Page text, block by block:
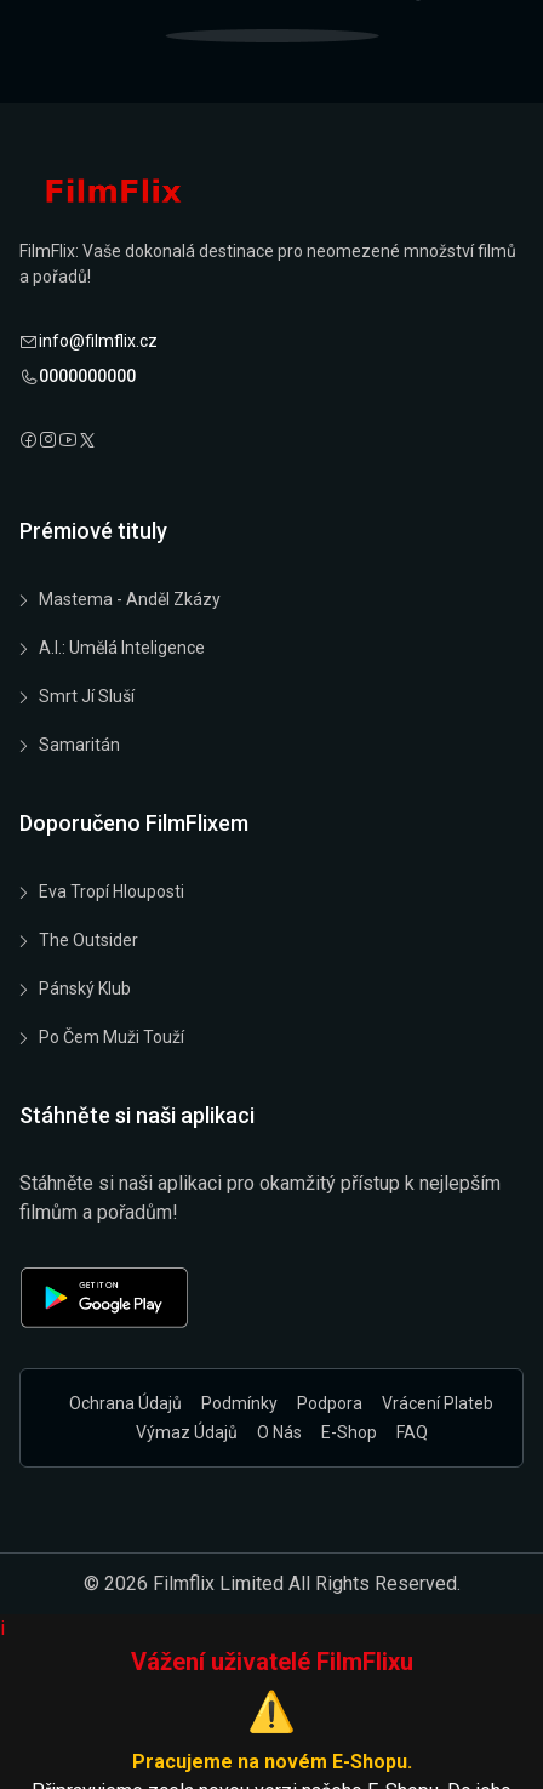
FilmFlix: Vaše dokonalá destinace pro neomezené množství filmů
a pořadů!
info@filmflix.cz
0000000000
Prémiové tituly
Mastema - Anděl Zkázy
A.I.: Umělá Inteligence
Smrt Jí Sluší
Samaritán
Doporučeno FilmFlixem
Eva Tropí Hlouposti
The Outsider
Pánský Klub
Po Čem Muži Touží
Stáhněte si naši aplikaci
Stáhněte si naši aplikaci pro okamžitý přístup k nejlepším
filmům a pořadům!
Ochrana Údajů Podmínky Podpora
Vrácení Plateb
Výmaz Údajů
O Nás E-Shop FAQ
© 2026 Filmflix Limited All Rights Reserved.
i
Vážení uživatelé FilmFlixu
⚠️
Pracujeme na novém E-Shopu.